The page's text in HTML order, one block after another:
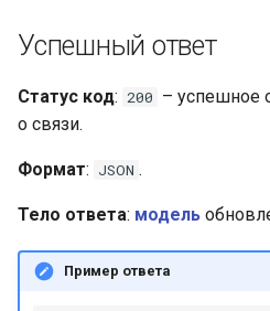
Успешный ответ
Статус код: 200 – успешное
о связи.
Формат: JSON .
Тело ответа: модель
Пример ответа